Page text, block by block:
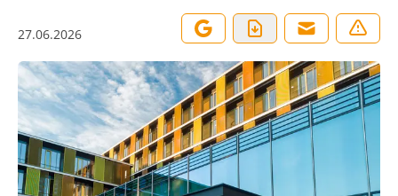
27.06.2026